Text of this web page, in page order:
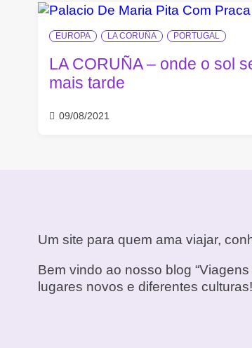
EUROPA LA CORUÑA PORTUGAL
LA CORUÑA – onde o sol
mais tarde
09/08/2021
Um site para quem ama viajar,
Bem vindo ao nosso blog
lugares novos e diferentes culturas!